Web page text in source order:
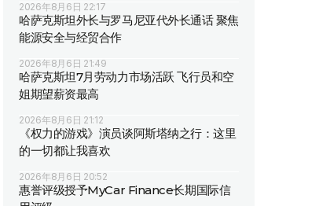
2026年8月6日 22:17
哈萨克斯坦外长与罗马尼亚代外长通话 聚焦
能源安全与经贸合作
2026年8月6日 21:49
哈萨克斯坦7月劳动力市场活跃 飞行员和空
姐期望薪资最高
2026年8月6日 21:12
《权力的游戏》演员谈阿斯塔纳之行：这里
的一切都让我喜欢
2026年8月6日 20:52
惠誉评级授予MyCar Finance长期国际信